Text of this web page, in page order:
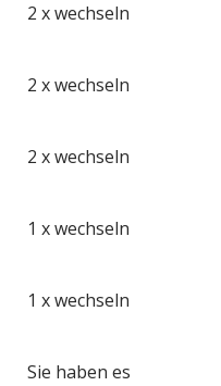
2 x wechseln
2 x wechseln
2 x wechseln
1 x wechseln
1 x wechseln
Sie haben es